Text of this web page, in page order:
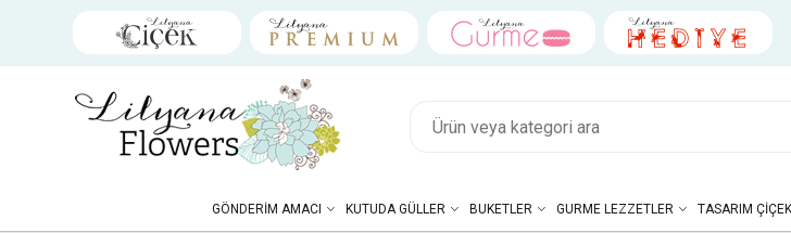
GÖNDERIM AMACI KUTUDA GÜLLER BUKETLER GURME LEZZETLER TASARIM